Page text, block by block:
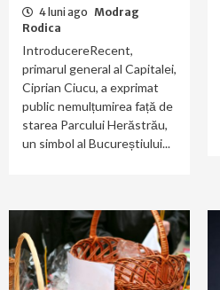
4 luni ago Modrag
Rodica
IntroducereRecent,
primarul general al Capitalei,
Ciprian Ciucu, a exprimat
public nemulțumirea față de
starea Parcului Herăstrău,
un simbol al Bucureștiului...